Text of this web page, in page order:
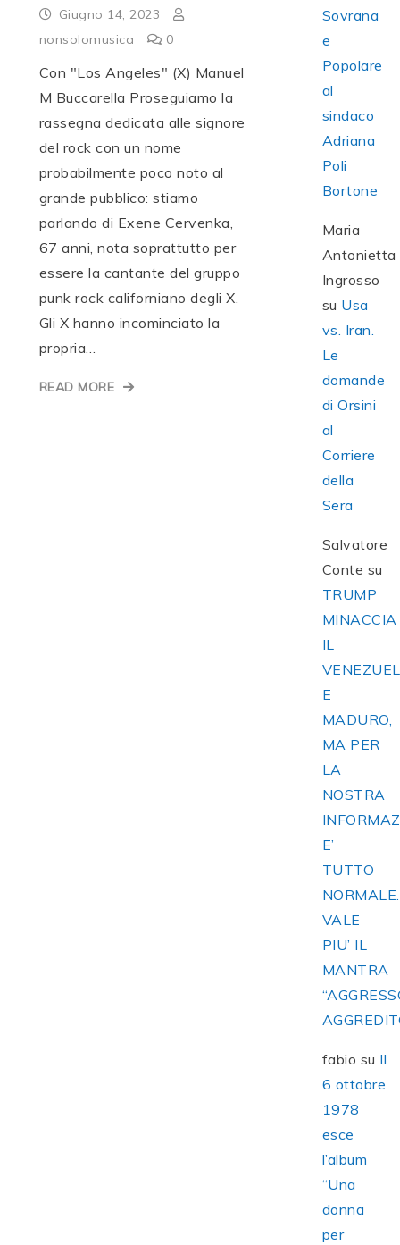
Giugno 14, 2023
nonsolomusica
0
Con "Los Angeles" (X) Manuel
M Buccarella Proseguiamo la
rassegna dedicata alle signore
del rock con un nome
probabilmente poco noto al
grande pubblico: stiamo
parlando di Exene Cervenka,
67 anni, nota soprattutto per
essere la cantante del gruppo
punk rock californiano degli X.
Gli X hanno incominciato la
propria…
READ MORE
Sovrana
e
Popolare
al
sindaco
Adriana
Poli
Bortone
Maria
Antonietta
Ingrosso
su Usa
vs. Iran.
Le
domande
di Orsini
al
Corriere
della
Sera
Salvatore
Conte su
TRUMP
MINACCIA
IL
E
MADURO,
MA PER
LA
NOSTRA
E’
TUTTO
VALE
PIU’ IL
MANTRA
fabio su Il
6 ottobre
1978
esce
l’album
“Una
donna
per